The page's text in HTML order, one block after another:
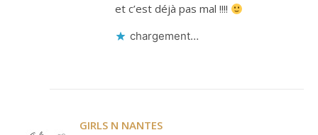
et c’est déjà pas mal !!!!
chargement…
GIRLS N NANTES